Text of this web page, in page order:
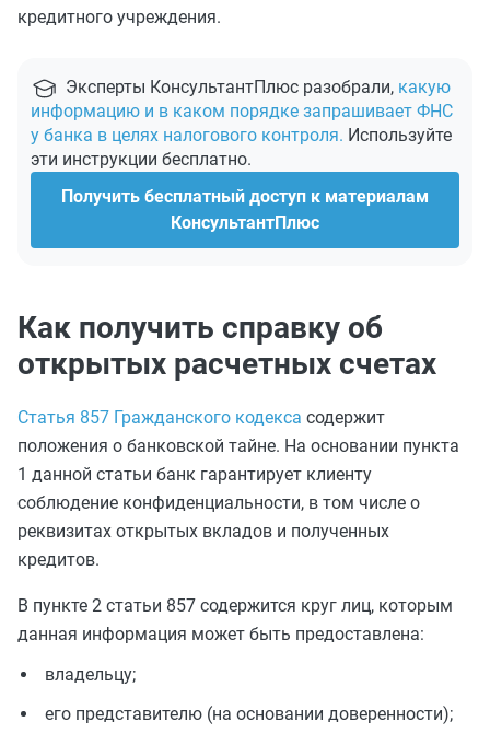
кредитного учреждения.
Эксперты КонсультантПлюс разобрали, какую
информацию и в каком порядке запрашивает ФНС
у банка в целях налогового контроля. Используйте
эти инструкции бесплатно.
Получить бесплатный доступ к материалам
КонсультантПлюс
Как получить справку об
открытых расчетных счетах
Статья 857 Гражданского кодекса содержит
положения о банковской тайне. На основании пункта
1 данной статьи банк гарантирует клиенту
соблюдение конфиденциальности, в том числе о
реквизитах открытых вкладов и полученных
кредитов.
В пункте 2 статьи 857 содержится круг лиц, которым
данная информация может быть предоставлена:
владельцу;
его представителю (на основании доверенности);